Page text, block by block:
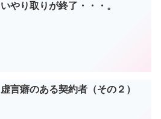
いやり取りが終了・・・。
虚言癖のある契約者（その２）